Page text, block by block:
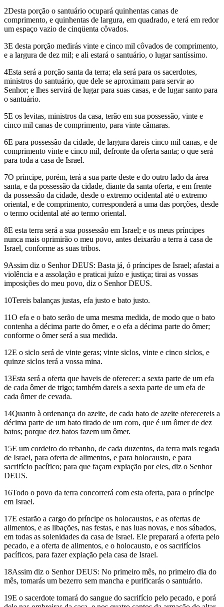
2Desta porção o santuário ocupará quinhentas canas de
comprimento, e quinhentas de largura, em quadrado, e terá em redor
um espaço vazio de cinqüenta côvados.
3E desta porção medirás vinte e cinco mil côvados de comprimento,
e a largura de dez mil; e ali estará o santuário, o lugar santíssimo.
4Esta será a porção santa da terra; ela será para os sacerdotes,
ministros do santuário, que dele se aproximam para servir ao
Senhor; e lhes servirá de lugar para suas casas, e de lugar santo para
o santuário.
5E os levitas, ministros da casa, terão em sua possessão, vinte e
cinco mil canas de comprimento, para vinte câmaras.
6E para possessão da cidade, de largura dareis cinco mil canas, e de
comprimento vinte e cinco mil, defronte da oferta santa; o que será
para toda a casa de Israel.
7O príncipe, porém, terá a sua parte deste e do outro lado da área
santa, e da possessão da cidade, diante da santa oferta, e em frente
da possessão da cidade, desde o extremo ocidental até o extremo
oriental, e de comprimento, corresponderá a uma das porções, desde
o termo ocidental até ao termo oriental.
8E esta terra será a sua possessão em Israel; e os meus príncipes
nunca mais oprimirão o meu povo, antes deixarão a terra à casa de
Israel, conforme as suas tribos.
9Assim diz o Senhor DEUS: Basta já, ó príncipes de Israel; afastai a
violência e a assolação e praticai juízo e justiça; tirai as vossas
imposições do meu povo, diz o Senhor DEUS.
10Tereis balanças justas, efa justo e bato justo.
11O efa e o bato serão de uma mesma medida, de modo que o bato
contenha a décima parte do ômer, e o efa a décima parte do ômer;
conforme o ômer será a sua medida.
12E o siclo será de vinte geras; vinte siclos, vinte e cinco siclos, e
quinze siclos terá a vossa mina.
13Esta será a oferta que haveis de oferecer: a sexta parte de um efa
de cada ômer de trigo; também dareis a sexta parte de um efa de
cada ômer de cevada.
14Quanto à ordenança do azeite, de cada bato de azeite oferecereis a
décima parte de um bato tirado de um coro, que é um ômer de dez
batos; porque dez batos fazem um ômer.
15E um cordeiro do rebanho, de cada duzentos, da terra mais regada
de Israel, para oferta de alimentos, e para holocausto, e para
sacrifício pacífico; para que façam expiação por eles, diz o Senhor
DEUS.
16Todo o povo da terra concorrerá com esta oferta, para o príncipe
em Israel.
17E estarão a cargo do príncipe os holocaustos, e as ofertas de
alimentos, e as libações, nas festas, e nas luas novas, e nos sábados,
em todas as solenidades da casa de Israel. Ele preparará a oferta pelo
pecado, e a oferta de alimentos, e o holocausto, e os sacrifícios
pacíficos, para fazer expiação pela casa de Israel.
18Assim diz o Senhor DEUS: No primeiro mês, no primeiro dia do
mês, tomarás um bezerro sem mancha e purificarás o santuário.
19E o sacerdote tomará do sangue do sacrifício pelo pecado, e porá